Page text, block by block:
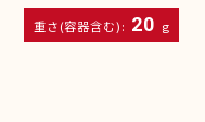
重さ(容器含む): 20 g